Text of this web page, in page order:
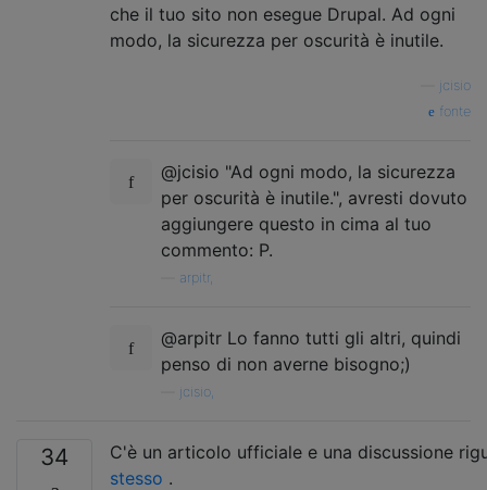
che il tuo sito non esegue Drupal. Ad ogni
modo, la sicurezza per oscurità è inutile.
jcisio
fonte
@jcisio "Ad ogni modo, la sicurezza
per oscurità è inutile.", avresti dovuto
aggiungere questo in cima al tuo
commento: P.
arpitr,
@arpitr Lo fanno tutti gli altri, quindi
penso di non averne bisogno;)
jcisio,
34
C'è un articolo ufficiale e una discussione
stesso .